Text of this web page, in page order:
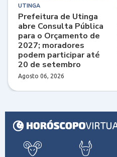
UTINGA
Prefeitura de Utinga
abre Consulta Pública
para o Orçamento de
2027; moradores
podem participar até
20 de setembro
Agosto 06, 2026